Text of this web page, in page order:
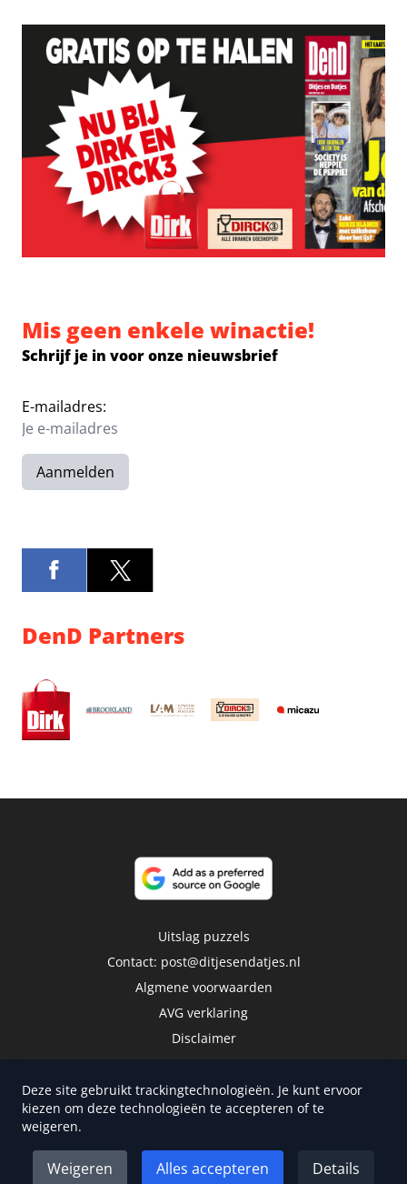
Mis geen enkele winactie!
Schrijf je in voor onze nieuwsbrief
E-mailadres:
Aanmelden
DenD Partners
Uitslag puzzels
Contact: post@ditjesendatjes.nl
Algmene voorwaarden
AVG verklaring
Disclaimer
Deze site gebruikt trackingtechnologieën. Je kunt ervoor
kiezen om deze technologieën te accepteren of te
weigeren.
Weigeren Alles accepteren Details